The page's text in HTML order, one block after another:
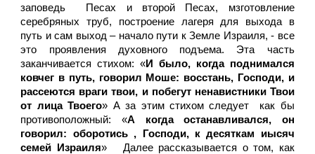
заповедь Песах и второй Песах, мзготовление
серебряных труб, построение лагеря для выхода в
путь и сам выход – начало пути к Земле Израиля, - все
это проявления духовного подъема. Эта часть
заканчивается стихом: «И было, когда поднимался
ковчег в путь, говорил Моше: восстань, Господи, и
рассеются враги твои, и побегут ненавистники Твои
от лица Твоего» А за этим стихом следует как бы
противоположный: «А когда останавливался, он
говорил: оборотись , Господи, к десяткам иысяч
семей Израиля» Далее рассказывается о том, как